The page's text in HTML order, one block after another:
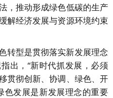
，推动形成绿色低碳的生产
解经济发展与资源环境约束
转型是贯彻落实新发展理念
出，“新时代抓发展，必须
贯彻创新、协调、绿色、开
色发展是新发展理念的重要